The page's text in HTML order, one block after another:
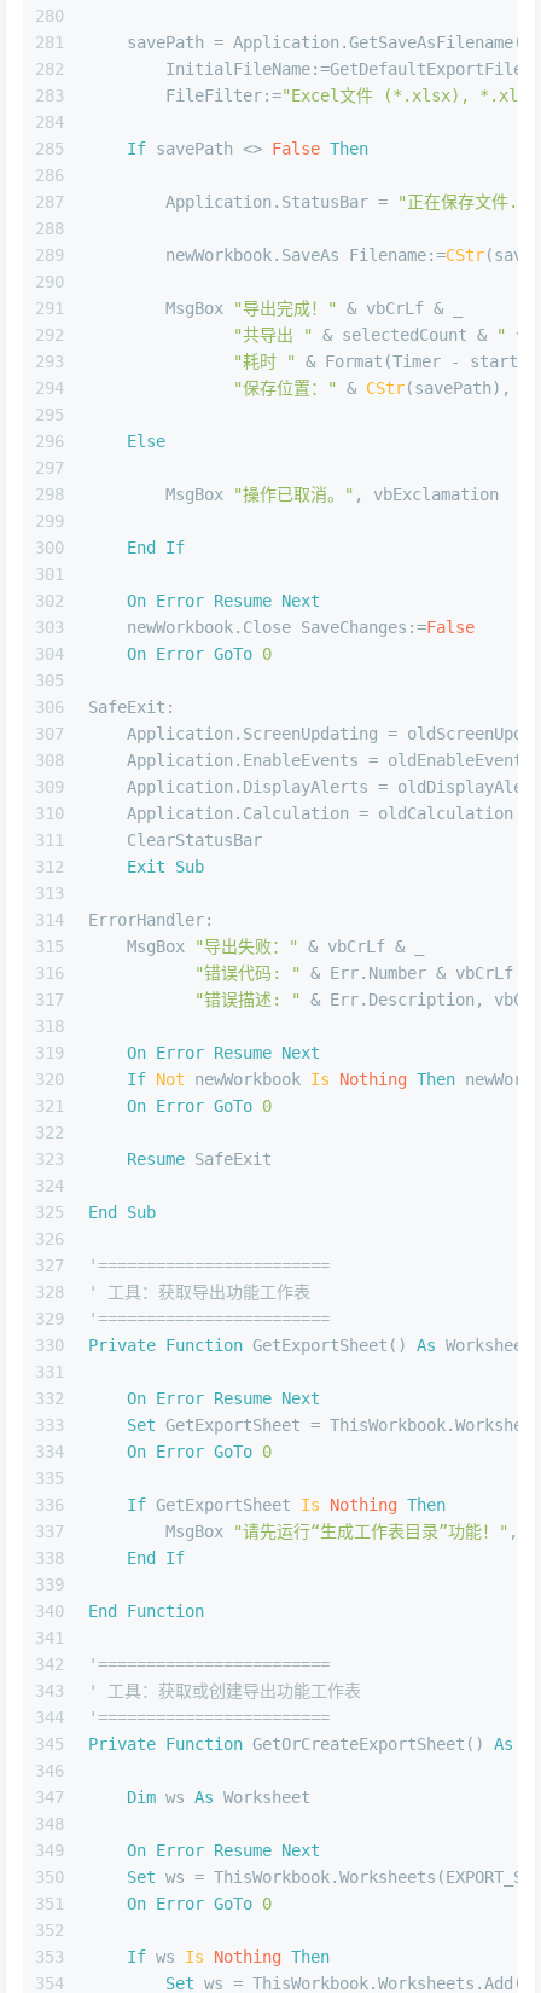
280
281
282
283
284
285
286
287
288
289
290
291
292
293
294
295
296
297
298
299
300
301
302
303
304
305
306
307
308
309
310
311
312
313
314
315
316
317
318
319
320
321
322
323
324
325
326
327
328
329
330
331
332
333
334
335
336
337
338
339
340
341
342
343
344
345
346
347
348
349
350
351
352
353
354
    savePath = Application.GetSaveAsFilename( _
        FileFilter:=
"Excel文件 (*.xlsx),
If savePath <> False Then
        Application.StatusBar =
"正在保存文件
        newWorkbook.SaveAs Filename:=
CStr
        MsgBox
"导出完成！"
& vbCrLf & _
"共导出 "
& selectedCount &
" 个
"耗时 "
& Format(Timer -
"保存位置："
& CStr(savePath),
Else
        MsgBox
"操作已取消。" , vbExclamation
End If
On Error Resume Next
    newWorkbook.Close SaveChanges:=
False
On Error GoTo 0
SafeExit:
Application.ScreenUpdating =
    Application.EnableEvents = oldEnableEvents
Application.DisplayAlerts =
    Application.Calculation = oldCalculation
    ClearStatusBar
Exit
Sub
ErrorHandler:
    MsgBox
"导出失败："
& vbCrLf & _
"错误代码: "
& Err.Number & vbCrLf &
"错误描述: "
& Err.Description,
On Error Resume Next
If Not newWorkbook Is Nothing Then
On Error GoTo 0
Resume SafeExit
End Sub
'========================
' 工具：获取导出功能工作表
'========================
Private Function GetExportSheet() As Worksheet
On Error Resume Next
Set GetExportSheet =
On Error GoTo 0
If GetExportSheet Is Nothing Then
        MsgBox
"请先运行“生成工作表目录”功能！" ,
End
If
End Function
'========================
' 工具：获取或创建导出功能工作表
'========================
Private Function GetOrCreateExportSheet() As
Dim ws As Worksheet
On Error Resume Next
Set ws =
On Error GoTo 0
If ws Is Nothing Then
Set ws =